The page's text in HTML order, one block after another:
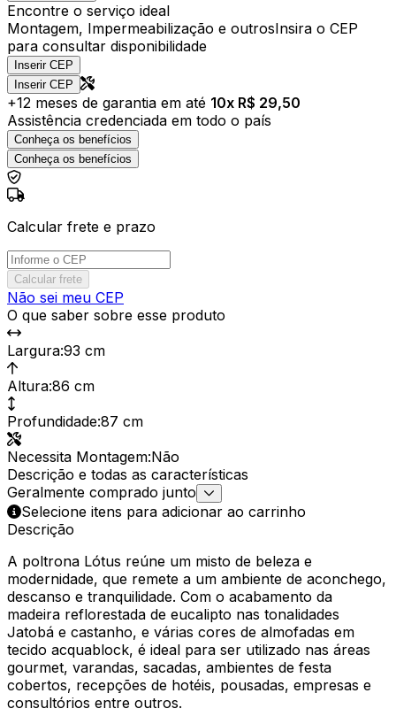
Encontre o serviço ideal
Montagem, Impermeabilização e outrosInsira o CEP
para consultar disponibilidade
Inserir CEP
Inserir CEP
+12 meses de garantia em até 10x R$ 29,50
Assistência credenciada em todo o país
Conheça os benefícios
Conheça os benefícios
Calcular frete e prazo
Calcular frete
Não sei meu CEP
O que saber sobre esse produto
Largura:93 cm
Altura:86 cm
Profundidade:87 cm
Necessita Montagem:Não
Descrição e todas as características
Geralmente comprado junto
Selecione itens para adicionar ao carrinho
Descrição
A poltrona Lótus reúne um misto de beleza e
modernidade, que remete a um ambiente de aconchego,
descanso e tranquilidade. Com o acabamento da
madeira reflorestada de eucalipto nas tonalidades
Jatobá e castanho, e várias cores de almofadas em
tecido acquablock, é ideal para ser utilizado nas áreas
gourmet, varandas, sacadas, ambientes de festa
cobertos, recepções de hotéis, pousadas, empresas e
consultórios entre outros.